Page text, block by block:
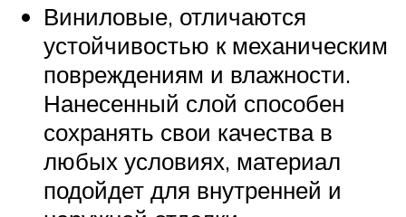
Виниловые, отличаются
устойчивостью к механическим
повреждениям и влажности.
Нанесенный слой способен
сохранять свои качества в
любых условиях, материал
подойдет для внутренней и